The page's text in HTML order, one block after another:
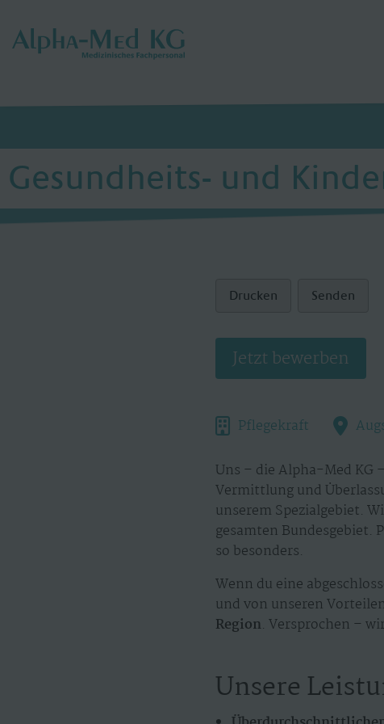
Gesundheits- und
Drucken Senden
Jetzt bewerben
Pflegekraft
Uns – die Alpha-Med KG
Vermittlung und
unserem Spezialgebiet.
gesamten Bundesgebiet.
so besonders.
Wenn du eine
und von unseren
Region. Versprochen –
Unsere